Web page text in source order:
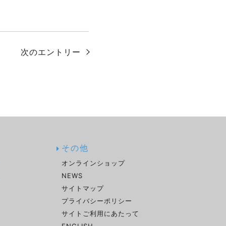
次のエントリー
その他
オンラインショップ
NEWS
サイトマップ
プライバシーポリシー
サイトご利用にあたって